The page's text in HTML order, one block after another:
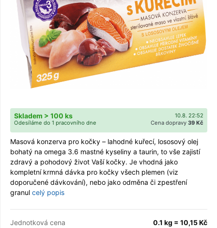
10.8. 22:52
Skladem > 100 ks
Cena dopravy 39 Kč
Odesíláme do 1 pracovního dne
Masová konzerva pro kočky – lahodné kuřecí, lososový olej
bohatý na omega 3.6 mastné kyseliny a taurin, to vše zajistí
zdravý a pohodový život Vaší kočky. Je vhodná jako
kompletní krmná dávka pro kočky všech plemen (viz
doporučené dávkování), nebo jako odměna či zpestření
granul celý popis
Jednotková cena
0.1 kg = 10,15 Kč